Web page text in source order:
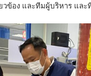
วข้อง และทีมผู้บริหาร แล